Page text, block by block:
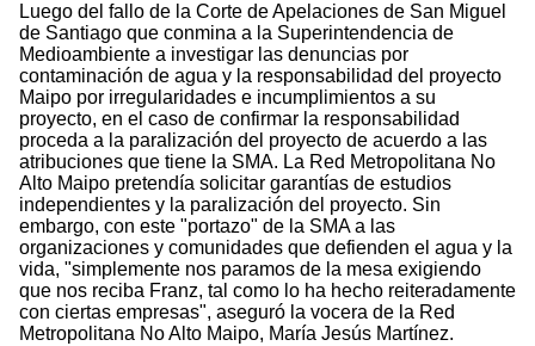
Luego del fallo de la Corte de Apelaciones de San Miguel
de Santiago que conmina a la Superintendencia de
Medioambiente a investigar las denuncias por
contaminación de agua y la responsabilidad del proyecto
Maipo por irregularidades e incumplimientos a su
proyecto, en el caso de confirmar la responsabilidad
proceda a la paralización del proyecto de acuerdo a las
atribuciones que tiene la SMA. La Red Metropolitana No
Alto Maipo pretendía solicitar garantías de estudios
independientes y la paralización del proyecto. Sin
embargo, con este "portazo" de la SMA a las
organizaciones y comunidades que defienden el agua y la
vida, "simplemente nos paramos de la mesa exigiendo
que nos reciba Franz, tal como lo ha hecho reiteradamente
con ciertas empresas", aseguró la vocera de la Red
Metropolitana No Alto Maipo, María Jesús Martínez.